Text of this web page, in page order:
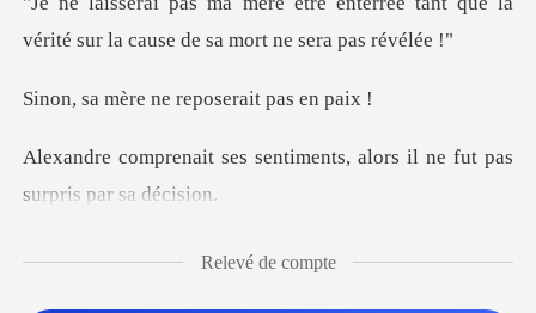
Recharger
Déconnexion
vérité sur la cau
ne reposerait
ntiments, alors il ne fut p
t décédé, il était pareil.
Relevé de compte